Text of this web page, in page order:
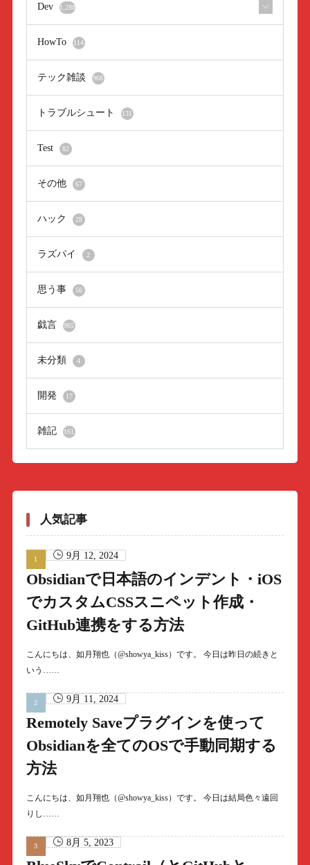
Dev 1,288
HowTo 114
テック雑談 966
トラブルシュート 131
Test 82
その他 67
ハック 28
ラズパイ 2
思う事 56
戯言 965
未分類 4
開発 17
雑記 161
人気記事
9月 12, 2024
Obsidianで日本語のインデント・iOS
でカスタムCSSスニペット作成・
GitHub連携をする方法
こんにちは、如月翔也（@showya_kiss）です。 今日は昨日の続きと
いう……
9月 11, 2024
Remotely Saveプラグインを使って
Obsidianを全てのOSで手動同期する
方法
こんにちは、如月翔也（@showya_kiss）です。 今日は結局色々遠回
りし……
8月 5, 2023